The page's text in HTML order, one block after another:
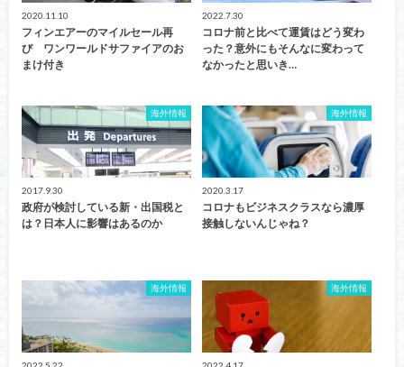
2020.11.10
フィンエアーのマイルセール再
び ワンワールドサファイアのお
まけ付き
2022.7.30
コロナ前と比べて運賃はどう変わ
った？意外にもそんなに変わって
なかったと思いき…
海外情報
2017.9.30
政府が検討している新・出国税と
は？日本人に影響はあるのか
海外情報
2020.3.17
コロナもビジネスクラスなら濃厚
接触しないんじゃね？
海外情報 海外情報